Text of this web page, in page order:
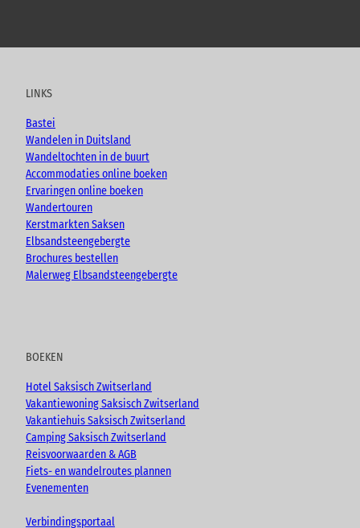
u
b
e
c
o
k
s
a
m
o
LINKS
Bastei
Wandelen in Duitsland
Wandeltochten in de buurt
Accommodaties online boeken
Ervaringen online boeken
Wandertouren
Kerstmarkten Saksen
Elbsandsteengebergte
Brochures bestellen
Malerweg Elbsandsteengebergte
BOEKEN
Hotel Saksisch Zwitserland
Vakantiewoning Saksisch Zwitserland
Vakantiehuis Saksisch Zwitserland
Camping Saksisch Zwitserland
Reisvoorwaarden & AGB
Fiets- en wandelroutes plannen
Evenementen
Verbindingsportaal